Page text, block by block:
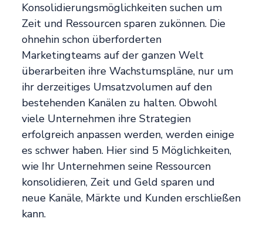
Konsolidierungsmöglichkeiten suchen um
Zeit und Ressourcen sparen zukönnen. Die
ohnehin schon überforderten
Marketingteams auf der ganzen Welt
überarbeiten ihre Wachstumspläne, nur um
ihr derzeitiges Umsatzvolumen auf den
bestehenden Kanälen zu halten. Obwohl
viele Unternehmen ihre Strategien
erfolgreich anpassen werden, werden einige
es schwer haben. Hier sind 5 Möglichkeiten,
wie Ihr Unternehmen seine Ressourcen
konsolidieren, Zeit und Geld sparen und
neue Kanäle, Märkte und Kunden erschließen
kann.